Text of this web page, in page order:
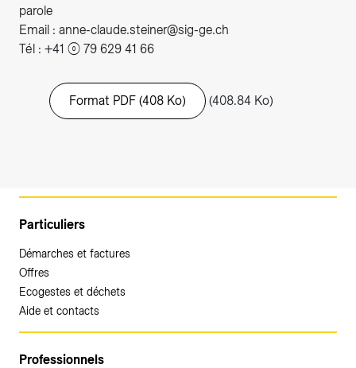
parole
Email : anne-claude.steiner@sig-ge.ch
Tél : +41 (0) 79 629 41 66
Format PDF (408 Ko) (408.84 Ko)
Particuliers
Démarches et factures
Offres
Ecogestes et déchets
Aide et contacts
Professionnels